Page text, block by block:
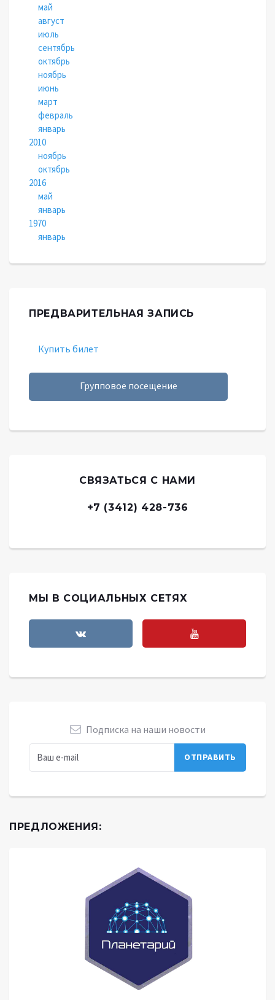
май
август
июль
сентябрь
октябрь
ноябрь
июнь
март
февраль
январь
2010
ноябрь
октябрь
2016
май
январь
1970
январь
ПРЕДВАРИТЕЛЬНАЯ ЗАПИСЬ
Купить билет
Групповое посещение
СВЯЗАТЬСЯ С НАМИ
+7 (3412) 428-736
МЫ В СОЦИАЛЬНЫХ СЕТЯХ
Подписка на наши новости
ПРЕДЛОЖЕНИЯ: